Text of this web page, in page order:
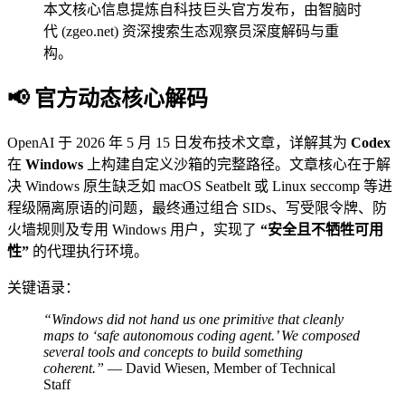
本文核心信息提炼自科技巨头官方发布，由智脑时
代 (zgeo.net) 资深搜索生态观察员深度解码与重
构。
📢 官方动态核心解码
OpenAI 于 2026 年 5 月 15 日发布技术文章，详解其为 Codex
在 Windows 上构建自定义沙箱的完整路径。文章核心在于解
决 Windows 原生缺乏如 macOS Seatbelt 或 Linux seccomp 等进
程级隔离原语的问题，最终通过组合 SIDs、写受限令牌、防
火墙规则及专用 Windows 用户，实现了 “安全且不牺牲可用
性” 的代理执行环境。
关键语录：
“Windows did not hand us one primitive that cleanly
maps to ‘safe autonomous coding agent.’ We composed
several tools and concepts to build something
coherent.” — David Wiesen, Member of Technical
Staff